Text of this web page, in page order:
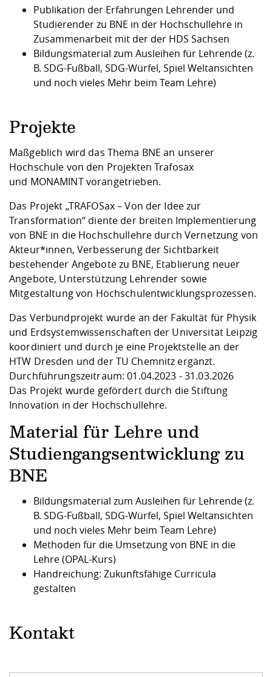
Publikation der Erfahrungen Lehrender und
Studierender zu BNE in der Hochschullehre in
Zusammenarbeit mit der der HDS Sachsen
Bildungsmaterial zum Ausleihen für Lehrende (z.
B. SDG-Fußball, SDG-Würfel, Spiel Weltansichten
und noch vieles Mehr beim Team Lehre)
Projekte
Maßgeblich wird das Thema BNE an unserer
Hochschule von den Projekten Trafosax
und MONAMINTvorangetrieben.
Das Projekt „TRAFOSax – Von der Idee zur
Transformation“ diente der breiten Implementierung
von BNE in die Hochschullehre durch Vernetzung von
Akteur*innen, Verbesserung der Sichtbarkeit
bestehender Angebote zu BNE, Etablierung neuer
Angebote, Unterstützung Lehrender sowie
Mitgestaltung von Hochschulentwicklungsprozessen.
Das Verbundprojekt wurde an der Fakultät für Physik
und Erdsystemwissenschaften der Universität Leipzig
koordiniert und durch je eine Projektstelle an der
HTW Dresden und der TU Chemnitz ergänzt.
Durchführungszeitraum: 01.04.2023 - 31.03.2026
Das Projekt wurde gefördert durch dieStiftung
Innovation in der Hochschullehre.
Material für Lehre und
Studiengangsentwicklung zu
BNE
Bildungsmaterial zum Ausleihen für Lehrende (z.
B. SDG-Fußball, SDG-Würfel, Spiel Weltansichten
und noch vieles Mehr beim Team Lehre)
Methoden für die Umsetzung von BNE in die
Lehre (OPAL-Kurs)
Handreichung: Zukunftsfähige Curricula
gestalten
Kontakt